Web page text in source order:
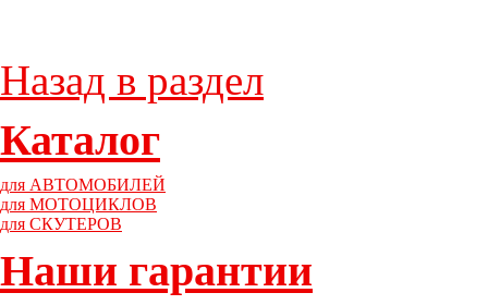
Назад в раздел
Каталог
для АВТОМОБИЛЕЙ
для МОТОЦИКЛОВ
для СКУТЕРОВ
Наши гарантии